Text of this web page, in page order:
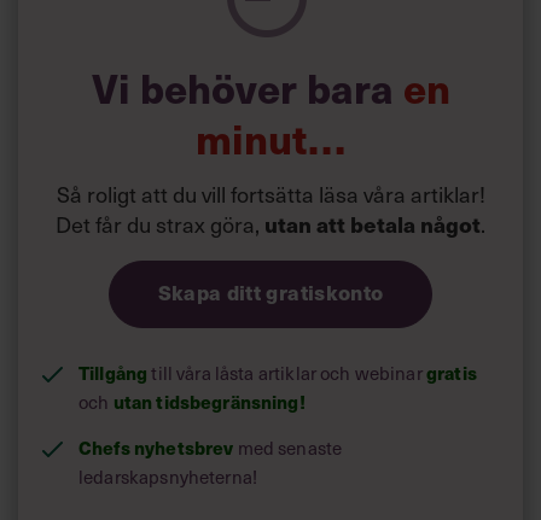
Vi behöver bara en
minut…
Så roligt att du vill fortsätta läsa våra artiklar!
Det får du strax göra, utan att betala något.
Skapa ditt gratiskonto
Tillgång till våra låsta artiklar och webinargratis
och utan tidsbegränsning!
Chefs nyhetsbrev med senaste
ledarskapsnyheterna!